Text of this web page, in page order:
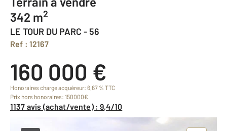
342 m2
LE TOUR DU PARC - 56
Ref : 12167
160 000 €
Honoraires charge acquéreur: 6,67 % TTC
Prix hors honoraires: 150000€
1137 avis (achat/vente) : 9,4/10